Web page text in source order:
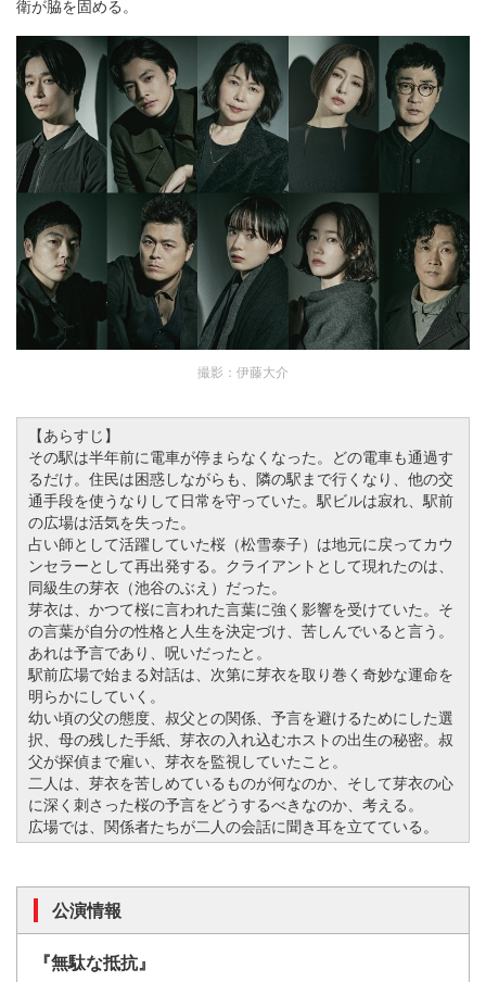
衛が脇を固める。
撮影：伊藤大介
【あらすじ】
その駅は半年前に電車が停まらなくなった。どの電車も通過す
るだけ。住民は困惑しながらも、隣の駅まで行くなり、他の交
通手段を使うなりして日常を守っていた。駅ビルは寂れ、駅前
の広場は活気を失った。
占い師として活躍していた桜（松雪泰子）は地元に戻ってカウ
ンセラーとして再出発する。クライアントとして現れたのは、
同級生の芽衣（池谷のぶえ）だった。
芽衣は、かつて桜に言われた言葉に強く影響を受けていた。そ
の言葉が自分の性格と人生を決定づけ、苦しんでいると言う。
あれは予言であり、呪いだったと。
駅前広場で始まる対話は、次第に芽衣を取り巻く奇妙な運命を
明らかにしていく。
幼い頃の父の態度、叔父との関係、予言を避けるためにした選
択、母の残した手紙、芽衣の入れ込むホストの出生の秘密。叔
父が探偵まで雇い、芽衣を監視していたこと。
二人は、芽衣を苦しめているものが何なのか、そして芽衣の心
に深く刺さった桜の予言をどうするべきなのか、考える。
広場では、関係者たちが二人の会話に聞き耳を立てている。
公演情報
『無駄な抵抗』